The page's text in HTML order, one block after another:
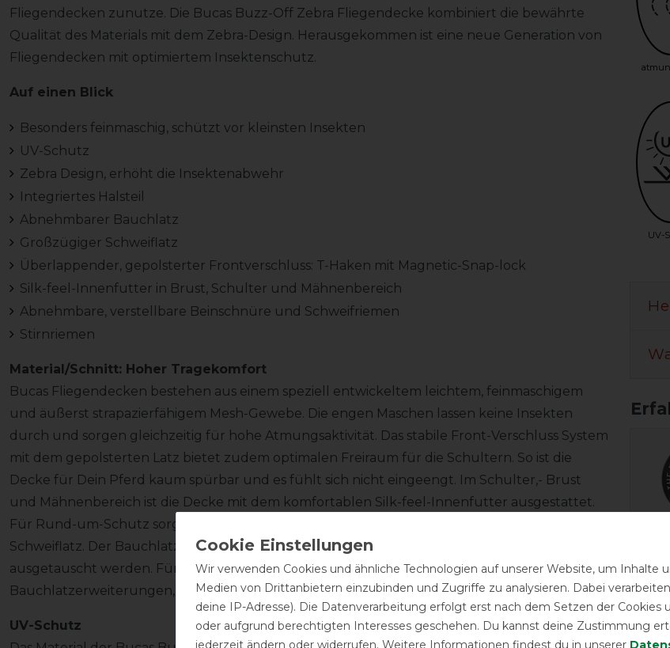
Fliegendecken zunutze. Die Bucas Buzz-Off Zebra Fliegendecke kombiniert die bewährte
Qualität des Materials mit dem Zebra-Design. Herausgekommen ist eine neue Generation von
Fliegendecken mit optimiertem Insektenschutz.
Auf einen Blick
Besonders feinmaschig, schützt vor kleinsten Insekten
UV-Schutz
Zebra Design, erhöht die Insektenabwehr
Integriertes Halsteil
Abnehmbarer Bauchlatz
Großzügiger Schweiflatz
Überlappender, gepolsterter Frontverschluss: T-Haken mit Magnetic-Snap-lock
Silk-feel-Innenfutter in Brust, Schulter und Mähnenbereich
Abnehmbare, verstellbare Beinschnüre und Schweifriemen
Stirnriemen
Material/Schnitt: Hoher Tragekomfort
Bucas Fliegendecken bestehen aus einem speziell entwickeltem leichtem, feinmaschigem
und äußerst strapazierfähigem Mesh-Gewebe. Die engen Maschen lassen keine Insekten
durch und sorgen gleichzeitig für hohe Atmungsaktivität. Das stabile Front-Verschluss System
mit dem gepolsterten Latz bietet zudem optimalen Freiraum für die Schultern. So ist die
Decke für Dein Pferd kaum spürbar und es fühlt sich nicht eingeengt. Im Schulter,- Brust
und Mähnenbereich ist die Decke mit dem komfortablen Silk-feel-Innenfutter ausgestattet.
Für Rund-um-Schutz sorgen der große Bauchlatz, das Halsteil und der großzügige
Schweiflatz. Der Bauchlatz liegt eng am Bauch an, ist bequem zu öffnen und kann eventuell
ausgetauscht werden. Für kräftiger gebaute Pferde empfehlen wir die praktischen
Bauchlatzerweiterungen, am besten gleich mitbestellen.
UV-Schutz
UV-
Wir verwenden Cookies und ähnliche Technologien auf unserer Website, um Inhalte
Medien von Drittanbietern einzubinden und Zugriffe zu analysieren. Dabei
deine IP-Adresse). Die Datenverarbeitung erfolgt erst nach dem Setzen der Cookies
oder aufgrund berechtigten Interesses geschehen. Du kannst deine Zustimmung
jederzeit ändern oder widerrufen. Weitere Informationen findest du in unserer